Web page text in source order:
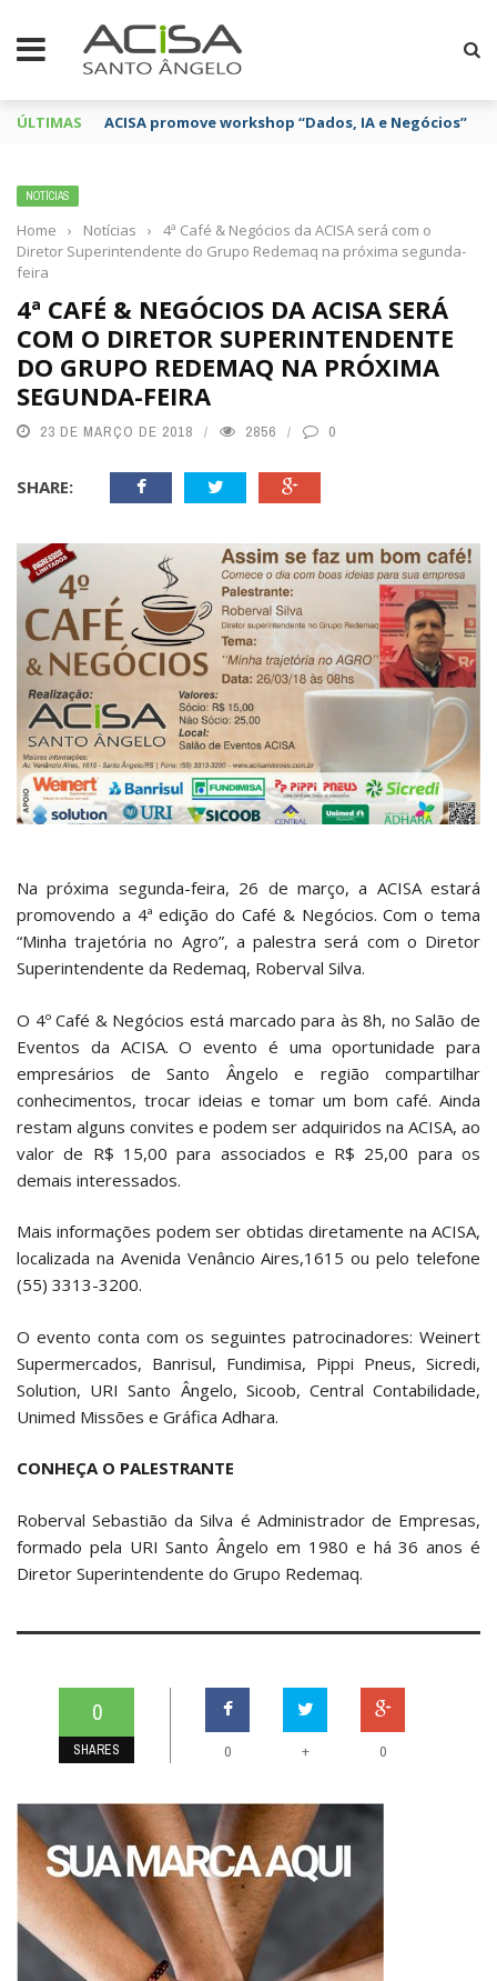
ÚLTIMAS ACISA promove workshop “Dados, IA e Negócios”
NOTÍCIAS
Home › Notícias ›
4ª Café & Negócios da ACISA será com o
Diretor Superintendente do Grupo Redemaq na próxima segunda-
feira
4ª CAFÉ & NEGÓCIOS DA ACISA SERÁ
COM O DIRETOR SUPERINTENDENTE
DO GRUPO REDEMAQ NA PRÓXIMA
SEGUNDA-FEIRA
23 DE MARÇO DE 2018 2856 0
SHARE:
Na próxima segunda-feira, 26 de março, a ACISA estará
promovendo a 4ª edição do Café & Negócios. Com o tema
“Minha trajetória no Agro”, a palestra será com o Diretor
Superintendente da Redemaq, Roberval Silva.
O 4º Café & Negócios está marcado para às 8h, no Salão de
Eventos da ACISA. O evento é uma oportunidade para
empresários de Santo Ângelo e região compartilhar
conhecimentos, trocar ideias e tomar um bom café. Ainda
restam alguns convites e podem ser adquiridos na ACISA, ao
valor de R$ 15,00 para associados e R$ 25,00 para os
demais interessados.
Mais informações podem ser obtidas diretamente na ACISA,
localizada na Avenida Venâncio Aires,1615 ou pelo telefone
(55) 3313-3200.
O evento conta com os seguintes patrocinadores: Weinert
Supermercados, Banrisul, Fundimisa, Pippi Pneus, Sicredi,
Solution, URI Santo Ângelo, Sicoob, Central Contabilidade,
Unimed Missões e Gráfica Adhara.
CONHEÇA O PALESTRANTE
Roberval Sebastião da Silva é Administrador de Empresas,
formado pela URI Santo Ângelo em 1980 e há 36 anos é
Diretor Superintendente do Grupo Redemaq.
0
SHARES 0 + 0